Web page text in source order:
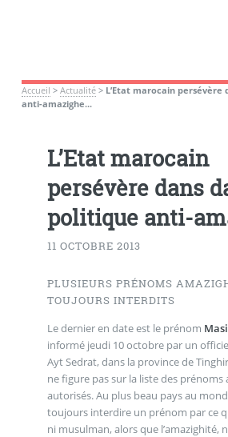
Accueil > Actualité> L’Etat marocain persévère
anti-amazighe...
L’Etat marocain
persévère dans
politique anti-
11 OCTOBRE 2013
PLUSIEURS PRÉNOMS
TOUJOURS INTERDITS
Le dernier en date est le prénom
informé jeudi 10 octobre par un
Ayt Sedrat, dans la province de
ne figure pas sur la liste des prénoms
autorisés. Au plus beau pays au
toujours interdire un prénom par ce
ni musulman, alors que l’amazighité,